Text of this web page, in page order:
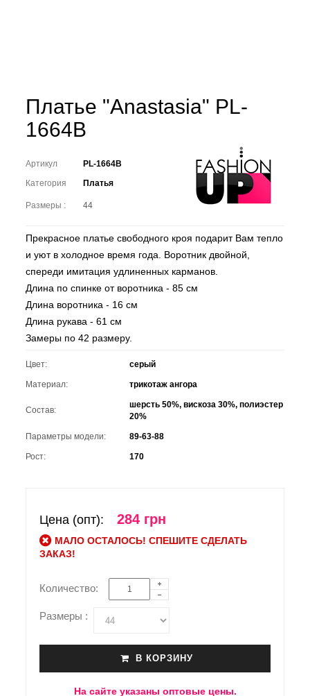
Платье "Anastasia" PL-
1664B
Артикул
PL-1664B
Категория
Платья
Размеры : 44
Прекрасное платье свободного кроя подарит Вам тепло
и уют в холодное время года. Воротник двойной,
спереди имитация удлиненных карманов.
Длина по спинке от воротника - 85 см
Длина воротника - 16 см
Длина рукава - 61 см
Замеры по 42 размеру.
Цвет: серый
Материал: трикотаж ангора
Состав:
шерсть 50%, вискоза 30%, полиэстер
20%
Параметры модели: 89-63-88
Рост: 170
Цена (опт): 284 грн
МАЛО ОСТАЛОСЬ! СПЕШИТЕ СДЕЛАТЬ
ЗАКАЗ!
Количество:
Размеры :
В КОРЗИНУ
На сайте указаны оптовые цены.